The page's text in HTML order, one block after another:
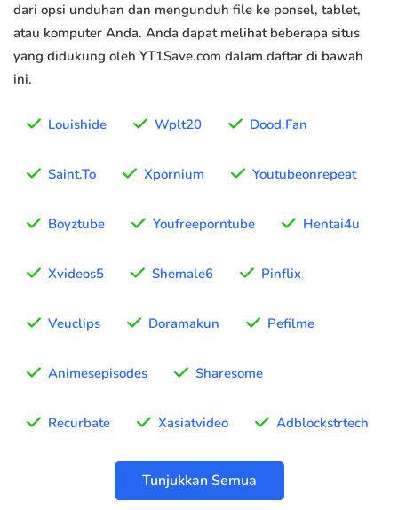
dari opsi unduhan dan mengunduh file ke ponsel, tablet,
atau komputer Anda. Anda dapat melihat beberapa situs
yang didukung oleh YT1Save.com dalam daftar di bawah
ini.
Louishide Wplt20 Dood.Fan
Saint.To Xpornium Youtubeonrepeat
Boyztube Youfreeporntube Hentai4u
Xvideos5 Shemale6 Pinflix
Veuclips Doramakun Pefilme
Animesepisodes Sharesome
Recurbate Xasiatvideo Adblockstrtech
Tunjukkan Semua